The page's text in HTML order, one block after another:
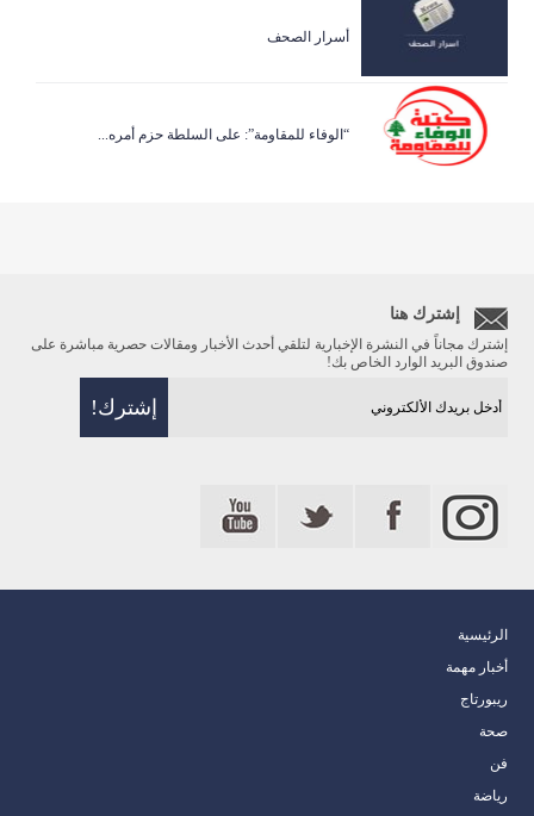
أسرار الصحف
“الوفاء للمقاومة”: على السلطة حزم أمره...
إشترك هنا
إشترك مجاناً في النشرة الإخبارية لتلقي أحدث الأخبار ومقالات حصرية مباشرة على
صندوق البريد الوارد الخاص بك!
الرئيسية
أخبار مهمة
ريبورتاج
صحة
فن
رياضة